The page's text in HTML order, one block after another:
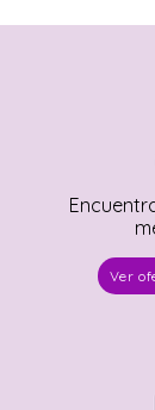
Ver